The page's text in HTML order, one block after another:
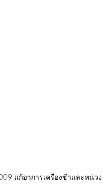
แก้อาการเครื่องช้าและหน่วง